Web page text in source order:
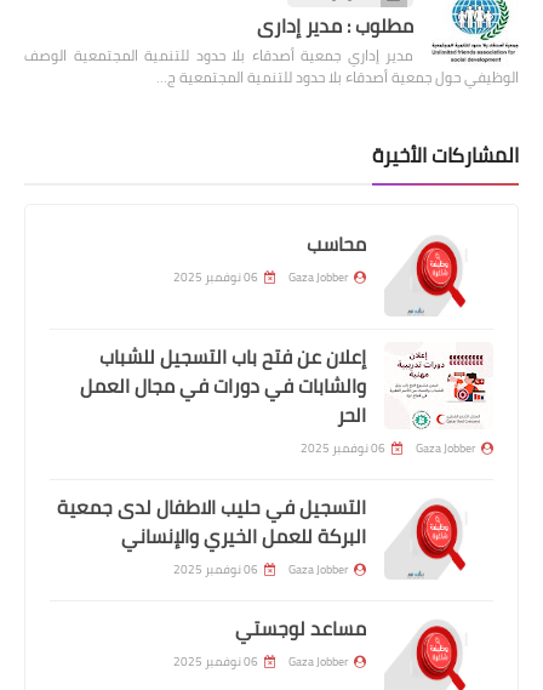
مطلوب : مدير إداري
مدير إداري جمعية أصدقاء بلا حدود للتنمية المجتمعية الوصف
الوظيفي حول جمعية أصدقاء بلا حدود للتنمية المجتمعية ج…
المشاركات الأخيرة
محاسب
Gaza Jobber 06 نوفمبر 2025
إعلان عن فتح باب التسجيل للشباب
والشابات في دورات في مجال العمل
الحر
Gaza Jobber 06 نوفمبر 2025
التسجيل في حليب الاطفال لدى جمعية
البركة للعمل الخيري والإنساني
Gaza Jobber 06 نوفمبر 2025
مساعد لوجستي
Gaza Jobber 06 نوفمبر 2025